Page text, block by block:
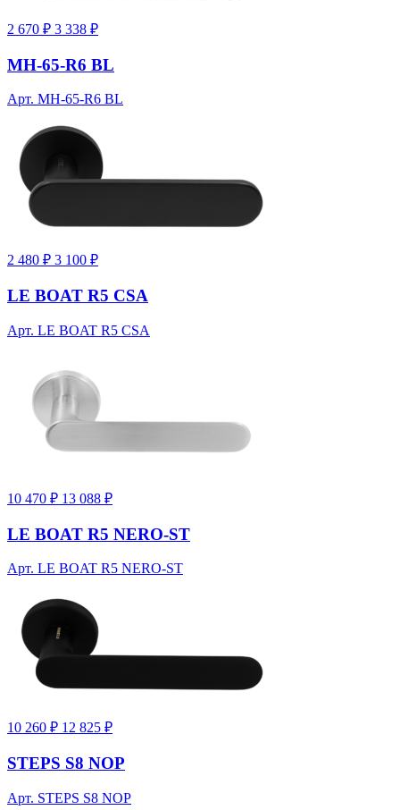
2 670 ₽ 3 338 ₽
MH-65-R6 BL
Арт. MH-65-R6 BL
2 480 ₽ 3 100 ₽
LE BOAT R5 CSA
Арт. LE BOAT R5 CSA
10 470 ₽ 13 088 ₽
LE BOAT R5 NERO-ST
Арт. LE BOAT R5 NERO-ST
10 260 ₽ 12 825 ₽
STEPS S8 NOP
Арт. STEPS S8 NOP